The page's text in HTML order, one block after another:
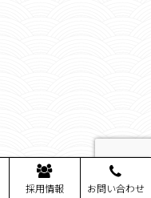
採用情報 お問い合わせ